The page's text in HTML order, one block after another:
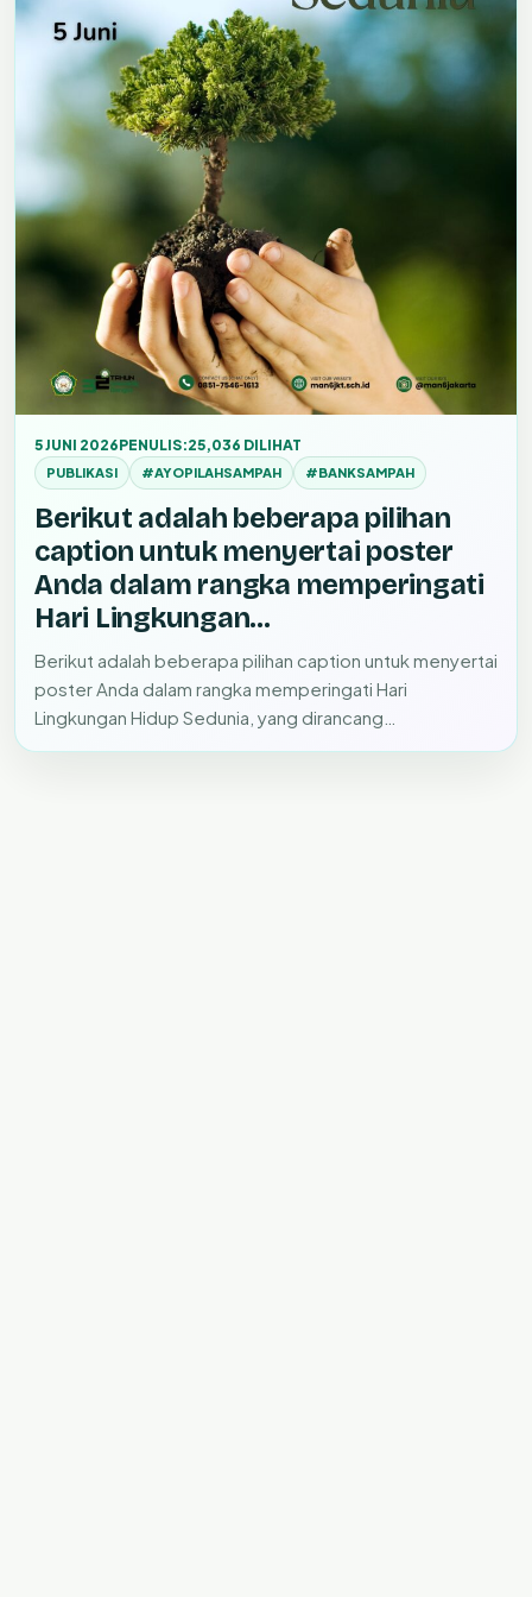
5 JUNI 2026PENULIS:25,036 DILIHAT
PUBLIKASI #AYOPILAHSAMPAH #BANKSAMPAH
Berikut adalah beberapa pilihan
caption untuk menyertai poster
Anda dalam rangka memperingati
Hari Lingkungan…
Berikut adalah beberapa pilihan caption untuk menyertai
poster Anda dalam rangka memperingati Hari
Lingkungan Hidup Sedunia, yang dirancang…